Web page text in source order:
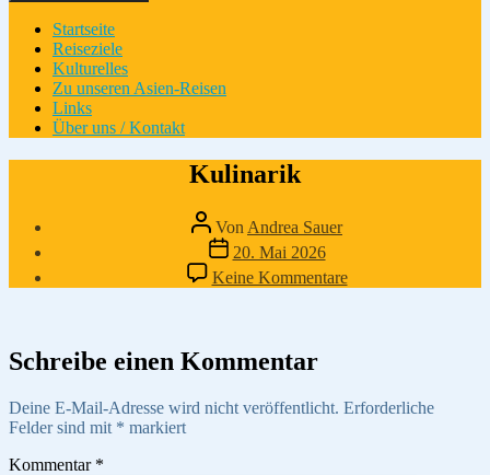
Startseite
Reiseziele
Kulturelles
Zu unseren Asien-Reisen
Links
Über uns / Kontakt
Kulinarik
Beitragsautor
Von Andrea Sauer
Veröffentlichungsdatum
20. Mai 2026
Keine Kommentarezu
Kulinarik
Schreibe einen Kommentar
Deine E-Mail-Adresse wird nicht veröffentlicht. Erforderliche
Felder sind mit * markiert
Kommentar *